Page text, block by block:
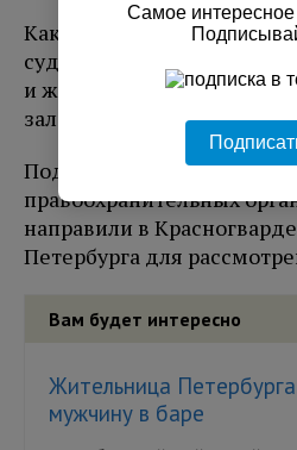
Как сообщает
spb.aif.ru,
судимый мужчина взял с
и женские духи, после
зал, не оплатив товар.
Подозреваемого
правоохранительных
направили в
Петербурга для
Вам будет интересно
Жительница
мужчину в баре
Самое интересное